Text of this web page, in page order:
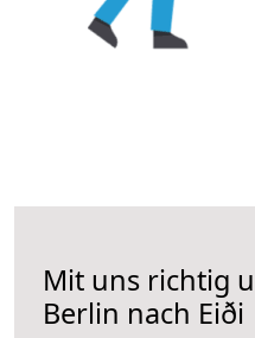
Mit uns richtig
Berlin nach Eiði